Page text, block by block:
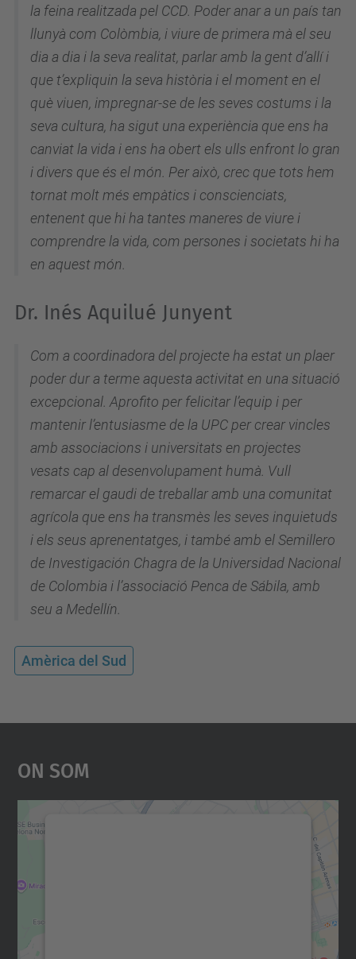
la feina realitzada pel CCD. Poder anar a un país tan
llunyà com Colòmbia, i viure de primera mà el seu
dia a dia i la seva realitat, parlar amb la gent d’allí i
que t’expliquin la seva història i el moment en el
què viuen, impregnar-se de les seves costums i la
seva cultura, ha sigut una experiència que ens ha
canviat la vida i ens ha obert els ulls enfront lo gran
i divers que és el món. Per això, crec que tots hem
tornat molt més empàtics i conscienciats,
entenent que hi ha tantes maneres de viure i
comprendre la vida, com persones i societats hi ha
en aquest món.
Dr. Inés Aquilué Junyent
Com a coordinadora del projecte ha estat un plaer
poder dur a terme aquesta activitat en una situació
excepcional. Aprofito per felicitar l’equip i per
mantenir l’entusiasme de la UPC per crear vincles
amb associacions i universitats en projectes
vesats cap al desenvolupament humà. Vull
remarcar el gaudi de treballar amb una comunitat
agrícola que ens ha transmès les seves inquietuds
i els seus aprenentatges, i també amb el Semillero
de Investigación Chagra de la Universidad Nacional
de Colombia i l’associació Penca de Sábila, amb
seu a Medellín.
Amèrica del Sud
On Som